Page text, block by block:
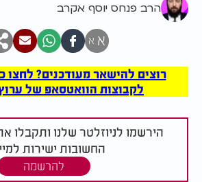
הרב פנחס יוסף אקרב
א א
רוצים להישאר מעודכנים? לחצו
לקבוצות הוואטסאפ של ערוץ 2000
הירשמו לניוזלטר שלנו ותקבלו
החשובות ישירות
להרשמה